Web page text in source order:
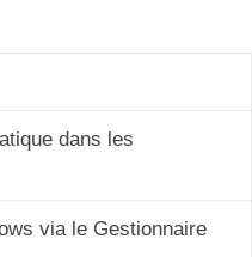
dans les
via le Gestionnaire